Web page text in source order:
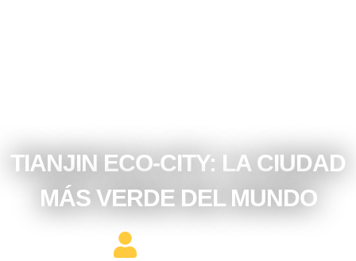
TIANJIN ECO-CITY: LA CIUDAD
MÁS VERDE DEL MUNDO